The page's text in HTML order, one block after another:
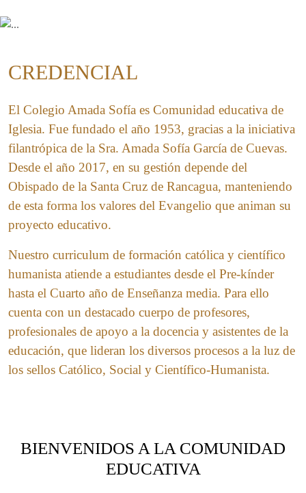
CREDENCIAL
El Colegio Amada Sofía es Comunidad educativa de
Iglesia. Fue fundado el año 1953, gracias a la iniciativa
filantrópica de la Sra. Amada Sofía García de Cuevas.
Desde el año 2017, en su gestión depende del
Obispado de la Santa Cruz de Rancagua, manteniendo
de esta forma los valores del Evangelio que animan su
proyecto educativo.
Nuestro curriculum de formación católica y científico
humanista atiende a estudiantes desde el Pre-kínder
hasta el Cuarto año de Enseñanza media. Para ello
cuenta con un destacado cuerpo de profesores,
profesionales de apoyo a la docencia y asistentes de la
educación, que lideran los diversos procesos a la luz de
los sellos Católico, Social y Científico-Humanista.
BIENVENIDOS A LA COMUNIDAD
EDUCATIVA